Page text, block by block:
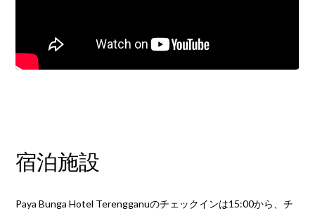
宿泊施設
Paya Bunga Hotel Terengganuのチェックインは15:00から、チ